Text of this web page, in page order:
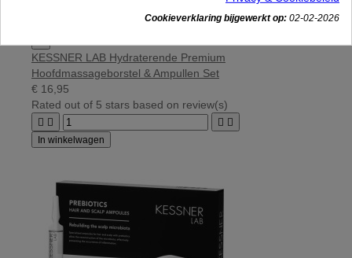
KESSNER LAB Hydraterende Premium
Hoofdmassageborstel & Ampullen Set
€ 16,95
Rated out of 5 stars based on review(s)
   
In winkelwagen
Cookieverklaring bijgewerkt op: 02-02-2026